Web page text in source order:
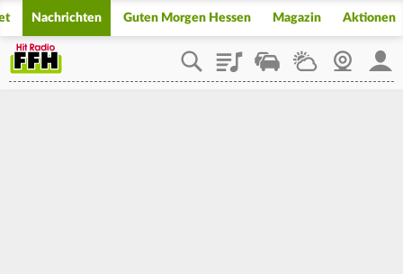
Nachrichten Guten Morgen Hessen Magazin Aktionen
PlaylistStaupilotWetterWebcam